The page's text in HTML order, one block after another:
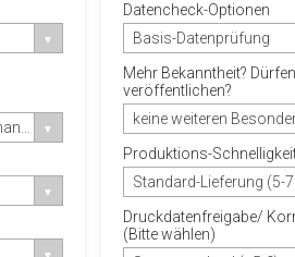
Datencheck-Optionen
Basis-Datenprüfung
Mehr Bekanntheit?
veröffentlichen?
keine weiteren
Produktions-
Standard-Lieferung (5-
Druckdatenfreigabe/
(Bitte wählen)